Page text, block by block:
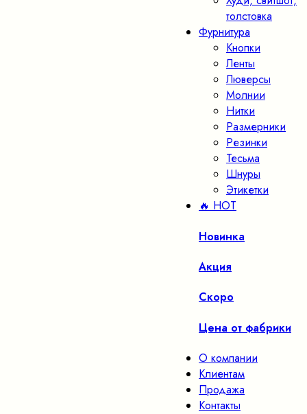
толстовка
Фурнитура
Кнопки
Ленты
Люверсы
Молнии
Нитки
Размерники
Резинки
Тесьма
Шнуры
Этикетки
🔥 HOT
Новинка
Акция
Скоро
Цена от фабрики
О компании
Клиентам
Продажа
Контакты